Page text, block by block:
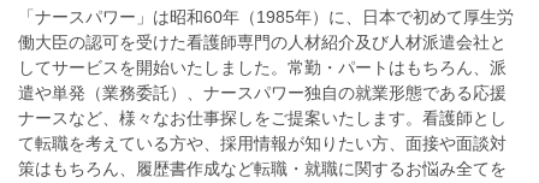
「ナースパワー」は昭和60年（1985年）に、日本で初めて厚生労
働大臣の認可を受けた看護師専門の人材紹介及び人材派遣会社と
してサービスを開始いたしました。常勤・パートはもちろん、派
遣や単発（業務委託）、ナースパワー独自の就業形態である応援
ナースなど、様々なお仕事探しをご提案いたします。看護師とし
て転職を考えている方や、採用情報が知りたい方、面接や面談対
策はもちろん、履歴書作成など転職・就職に関するお悩み全てを